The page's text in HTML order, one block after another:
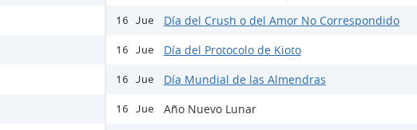
16 Jue Día del Crush o del Amor No Correspondido
16 Jue Día del Protocolo de Kioto
16 Jue Día Mundial de las Almendras
16 Jue Año Nuevo Lunar